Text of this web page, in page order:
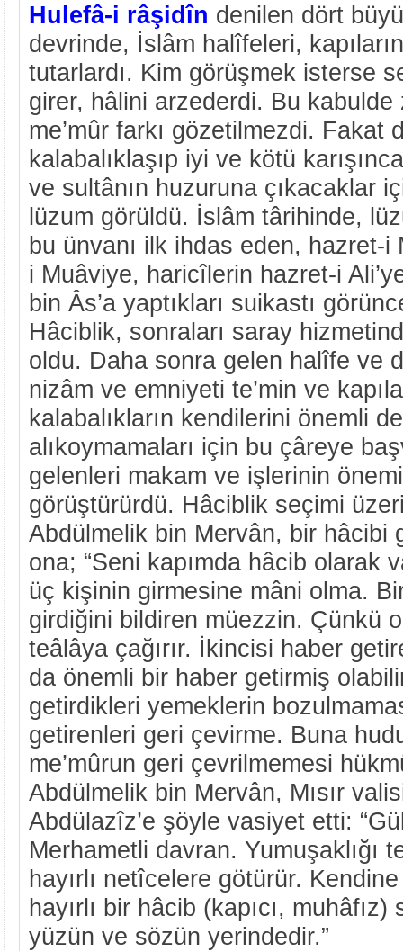
Hulefâ-i râşidîn denilen dört
devrinde, İslâm halîfeleri,
tutarlardı. Kim görüşmek isterse
girer, hâlini arzederdi. Bu
me’mûr farkı gözetilmezdi. Fakat
kalabalıklaşıp iyi ve kötü
ve sultânın huzuruna çıkacaklar
lüzum görüldü. İslâm târihinde,
bu ünvanı ilk ihdas eden, hazret-
i Muâviye, haricîlerin hazret-i
bin Âs’a yaptıkları suikastı
Hâciblik, sonraları saray
oldu. Daha sonra gelen halîfe ve
nizâm ve emniyeti te’min ve
kalabalıkların kendilerini önemli
alıkoymamaları için bu çâreye
gelenleri makam ve işlerinin
görüştürürdü. Hâciblik seçimi
Abdülmelik bin Mervân, bir hâcibi
ona; “Seni kapımda hâcib olarak
üç kişinin girmesine mâni olma.
girdiğini bildiren müezzin. Çünkü
teâlâya çağırır. İkincisi haber
da önemli bir haber getirmiş
getirdikleri yemeklerin
getirenleri geri çevirme. Buna
me’mûrun geri çevrilmemesi
Abdülmelik bin Mervân, Mısır
Abdülazîz’e şöyle vasiyet etti:
Merhametli davran. Yumuşaklığı
hayırlı netîcelere götürür.
hayırlı bir hâcib (kapıcı,
yüzün ve sözün yerindedir.”